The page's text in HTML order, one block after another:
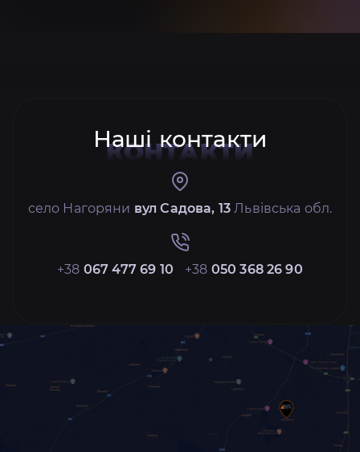
Наші контакти
КОНТАКТИ
село Нагоряни вул Садова, 13 Львівська обл.
+38 067 477 69 10 +38 050 368 26 90